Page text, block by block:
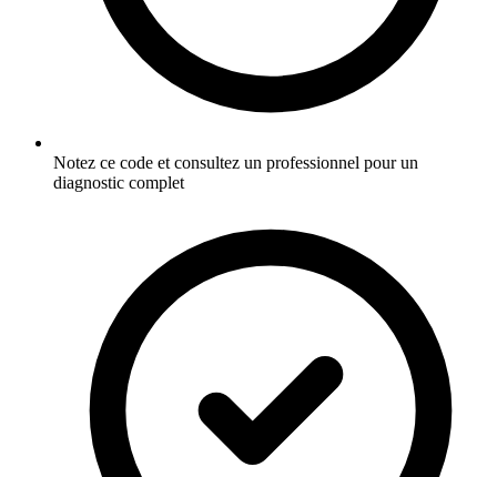
Notez ce code et consultez un professionnel pour un
diagnostic complet